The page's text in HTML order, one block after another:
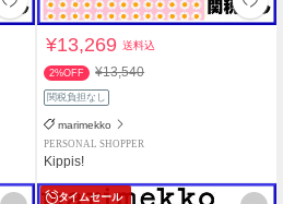
¥13,269送料込
2%OFF ¥13,540
関税負担なし
marimekko
PERSONAL SHOPPER
Kippis!
タイムセール